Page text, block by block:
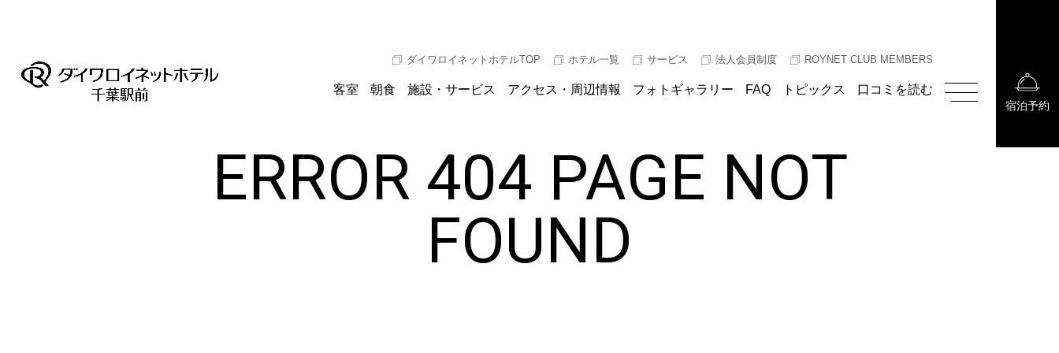
ダイワロイネットホテルTOP ホテル一覧 サービス 法人会員制度 ROYNET CLUB MEMBERS
客室 朝食 施設・サービス アクセス・周辺情報 フォトギャラリー FAQ トピックス 口コミを読む
ERROR 404 PAGE NOT
FOUND
宿泊予約